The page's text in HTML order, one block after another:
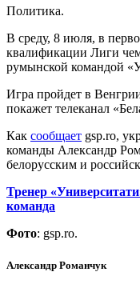
Политика.
В среду, 8 июля, в
квалификации Лиги
румынской командой
Игра пройдет в
покажет телеканал
Как сообщает gsp.ro,
команды Александр
белорусским и
Тренер
команда
Фото: gsp.ro.
Александр Романчук